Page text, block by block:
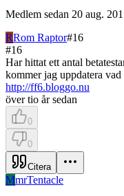
Medlem sedan 20 aug.
RRom Raptor#16
#16
Har hittat ett antal
kommer jag uppdatera
http://ff6.bloggo.nu
över tio år sedan
0
0
Citera
MmrTentacle